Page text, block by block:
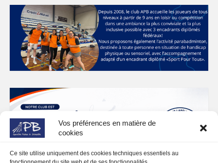
Vos préférences en matière de
cookies
Ce site utilise uniquement des cookies techniques essentiels au